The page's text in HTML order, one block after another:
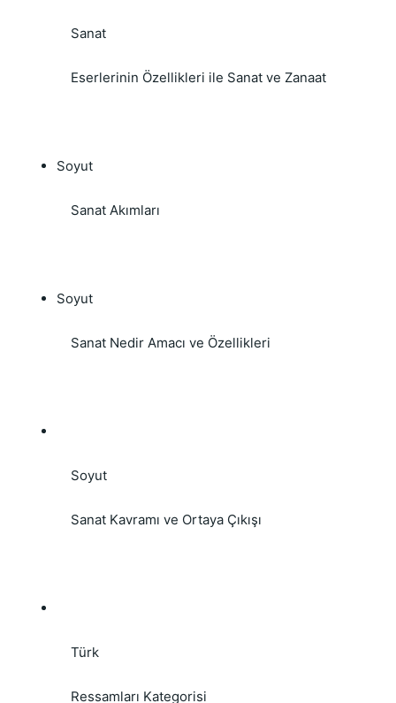
    Eserlerinin Özellikleri ile Sanat ve Zanaat
Soyut
    Sanat Akımları
Soyut
    Sanat Nedir Amacı ve Özellikleri
    Sanat Kavramı ve Ortaya Çıkışı
    Ressamları Kategorisi